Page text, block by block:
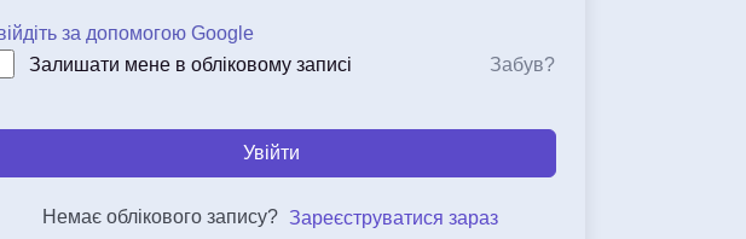
за допомогою Google
Залишати мене в обліковому записі
Забув?
Увійти
Немає облікового запису? Зареєструватися зараз